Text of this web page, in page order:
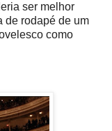
ser melhor
de rodapé de um
como